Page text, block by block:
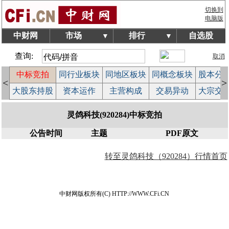
切换到
电脑版
中财网 市场 ▼ 排行 ▼ 自选股
查询: 取消
<
中标竞拍 同行业板块 同地区板块 同概念板块
股本分
大股东持股 资本运作 主营构成 交易异动 大宗交
>
灵鸽科技(920284)中标竞拍
公告时间 主题 PDF原文
转至灵鸽科技（920284）行情首页
中财网版权所有(C) HTTP://WWW.CFi.CN